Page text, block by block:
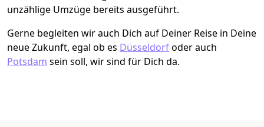
unzählige Umzüge bereits ausgeführt.
Gerne begleiten wir auch Dich auf Deiner Reise in Deine
neue Zukunft, egal ob es Düsseldorfoder auch
Potsdam sein soll, wir sind für Dich da.